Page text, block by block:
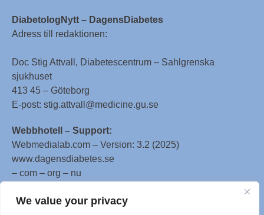
We value your privacy
DiabetologNytt – DagensDiabetes
Adress till redaktionen:
Doc Stig Attvall, Diabetescentrum – Sahlgrenska
sjukhuset
413 45 – Göteborg
E-post: stig.attvall@medicine.gu.se
Webbhotell – Support:
Webmedialab.com – Version: 3.2 (2025)
www.dagensdiabetes.se
– com – org – nu
All material on this website